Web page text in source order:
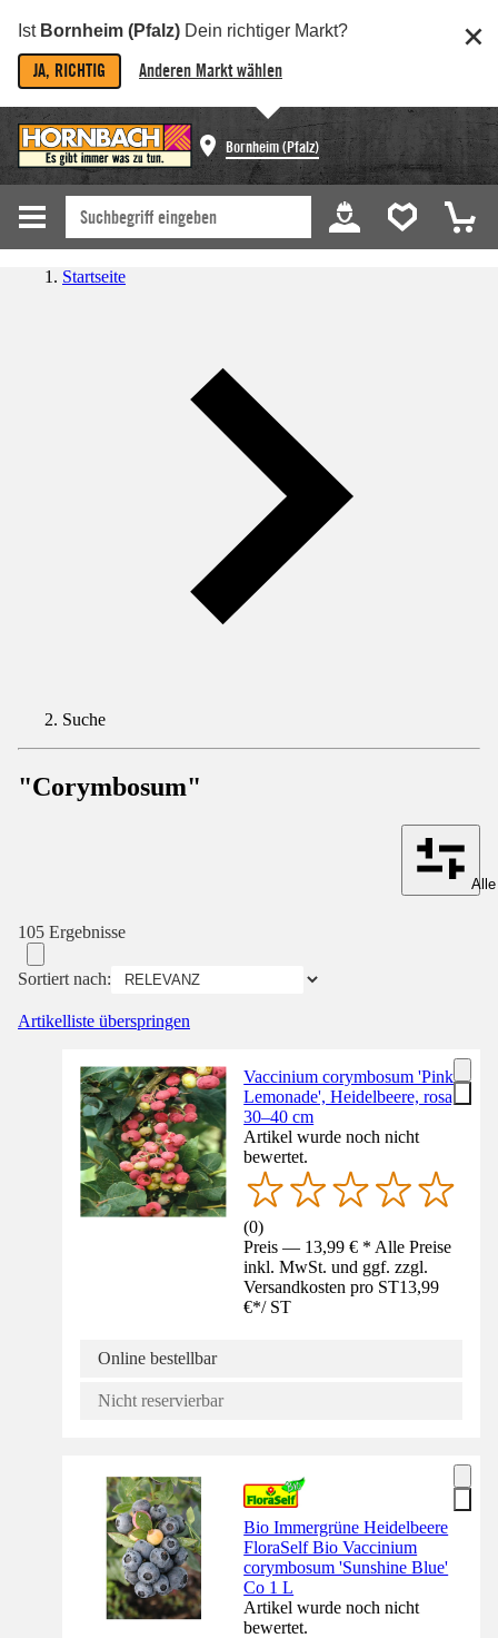
Ist Bornheim (Pfalz) Dein richtiger Markt?
JA, RICHTIG Anderen Markt wählen
Bornheim (Pfalz)
Startseite
Suche
"Corymbosum"
105 Ergebnisse
Sortiert nach:
Artikelliste überspringen
Vaccinium corymbosum 'Pink
Lemonade', Heidelbeere, rosa,
30–40 cm
Artikel wurde noch nicht
bewertet.
(0)
Preis — 13,99 € * Alle Preise
inkl. MwSt. und ggf. zzgl.
Versandkosten pro ST13,99
€*/ ST
Online bestellbar
Nicht reservierbar
Bio Immergrüne Heidelbeere
FloraSelf Bio Vaccinium
corymbosum 'Sunshine Blue'
Co 1 L
Artikel wurde noch nicht
bewertet.